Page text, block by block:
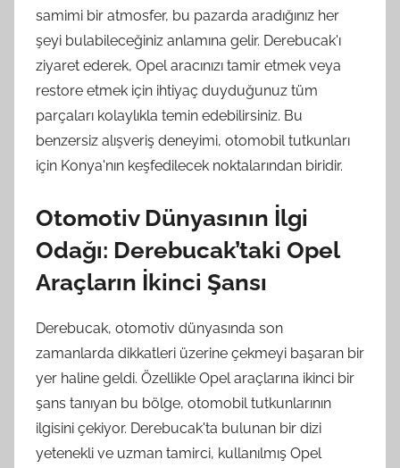
samimi bir atmosfer, bu pazarda aradığınız her
şeyi bulabileceğiniz anlamına gelir. Derebucak'ı
ziyaret ederek, Opel aracınızı tamir etmek veya
restore etmek için ihtiyaç duyduğunuz tüm
parçaları kolaylıkla temin edebilirsiniz. Bu
benzersiz alışveriş deneyimi, otomobil tutkunları
için Konya'nın keşfedilecek noktalarından biridir.
Otomotiv Dünyasının İlgi
Odağı: Derebucak’taki Opel
Araçların İkinci Şansı
Derebucak, otomotiv dünyasında son
zamanlarda dikkatleri üzerine çekmeyi başaran bir
yer haline geldi. Özellikle Opel araçlarına ikinci bir
şans tanıyan bu bölge, otomobil tutkunlarının
ilgisini çekiyor. Derebucak'ta bulunan bir dizi
yetenekli ve uzman tamirci, kullanılmış Opel